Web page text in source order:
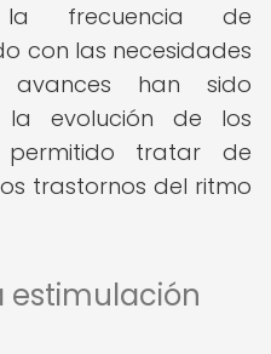
frecuencia de
con las necesidades
avances han sido
la evolución de los
tratar de
trastornos del ritmo
estimulación